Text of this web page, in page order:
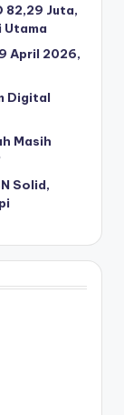
82,29 Juta,
Utama
April 2026,
Digital
Masih
Solid,